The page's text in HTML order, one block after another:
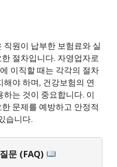
원이 납부한 보험료와 실
절차입니다. 자영업자로
이직할 때는 각각의 절차
야 하며, 건강보험의 연
는 것이 중요합니다. 이
문제를 예방하고 안정적
습니다.
문 (FAQ)